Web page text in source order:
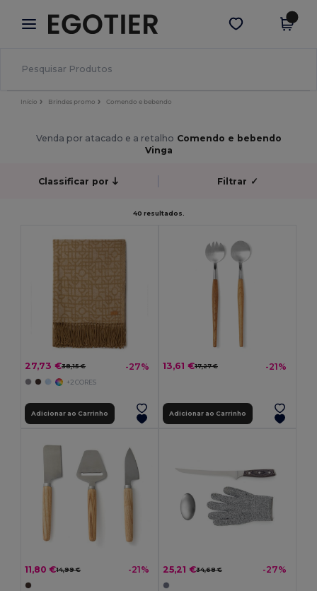
× App Egotier
Melhores preços na app!
Obter app
Início Brindes promo Comendo e bebendo
Venda por atacado e a retalho Comendo e bebendo
Vinga
Classificar por Filtrar ✓
40 resultados.
27,73 €38,15 € -27%
+2 CORES
Adicionar ao Carrinho
13,61 €17,27 € -21%
Adicionar ao Carrinho
11,80 €14,99 € -21% 25,21 €34,68 € -27%